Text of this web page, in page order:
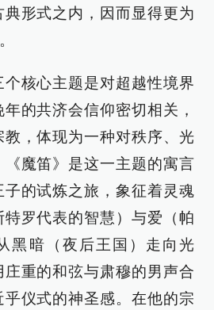
形式之内，因而显得更为
核心主题是对超越性境界
的共济会信仰密切相关，
，体现为一种对秩序、光
魔笛》是这一主题的寓言
的试炼之旅，象征着灵魂
罗代表的智慧）与爱（帕
黑暗（夜后王国）走向光
重的和弦与肃穆的男声合
仪式的神圣感。在他的宗